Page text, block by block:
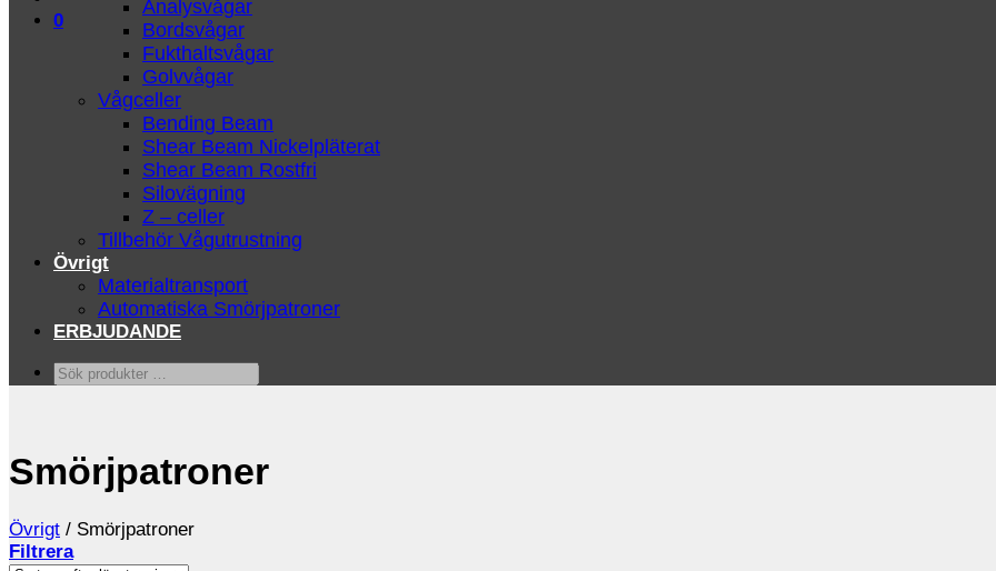
0
Analysvågar
Bordsvågar
Fukthaltsvågar
Golvvågar
Vågceller
Bending Beam
Shear Beam Nickelpläterat
Shear Beam Rostfri
Silovägning
Z – celler
Tillbehör Vågutrustning
Övrigt
Materialtransport
Automatiska Smörjpatroner
ERBJUDANDE
Sök
Smörjpatroner
Övrigt / Smörjpatroner
Filtrera